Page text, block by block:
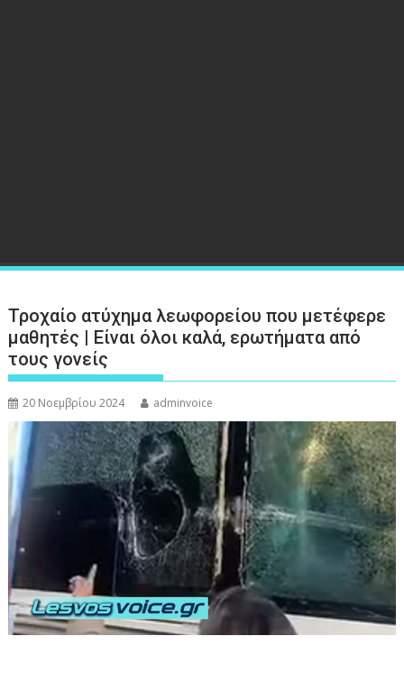
Τροχαίο ατύχημα λεωφορείου που μετέφερε
μαθητές | Είναι όλοι καλά, ερωτήματα από
τους γονείς
20 Νοεμβρίου 2024 adminvoice